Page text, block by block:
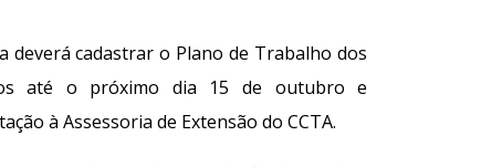
deverá cadastrar o Plano de Trabalho dos
até o próximo dia 15 de outubro e
à Assessoria de Extensão do CCTA.